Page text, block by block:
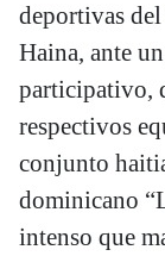
deportivas
Haina, ante
participativo,
respectivos
conjunto
dominicano
intenso que